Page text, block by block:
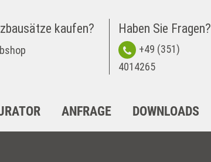
kaufen? Haben Sie Fragen?
+49 (351)
4014265
ANFRAGE DOWNLOADS